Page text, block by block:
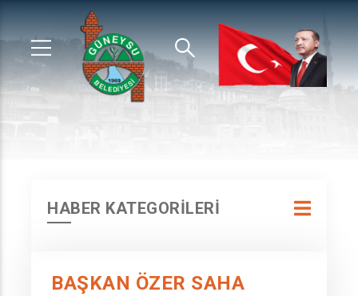
HABER KATEGORİLERİ
BAŞKAN ÖZER SAHA